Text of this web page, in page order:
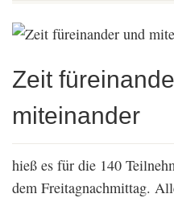
Zeit
miteinander
hieß es für die 140
dem Freitagnachmittag.